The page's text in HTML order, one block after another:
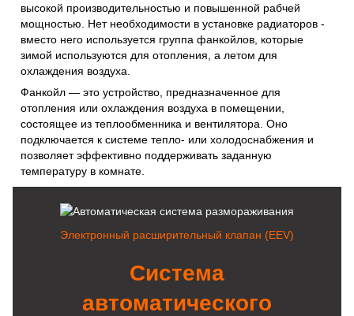
высокой производительностью и повышенной рабчей
мощностью. Нет необходимости в установке радиаторов -
вместо него используется группа фанкойлов, которые
зимой используются для отопления, а летом для
охлаждения воздуха.
Фанкойл — это устройство, предназначенное для
отопления или охлаждения воздуха в помещении,
состоящее из теплообменника и вентилятора. Оно
подключается к системе тепло- или холодоснабжения и
позволяет эффективно поддерживать заданную
температуру в комнате.
Электронный расширительный клапан (EEV)
Система
автоматического